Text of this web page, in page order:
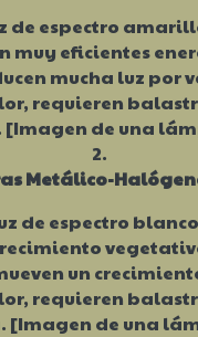
de espectro
muy eficientes
mucha luz por
requieren
de una
Metálico-
de espectro
un
requieren
de una